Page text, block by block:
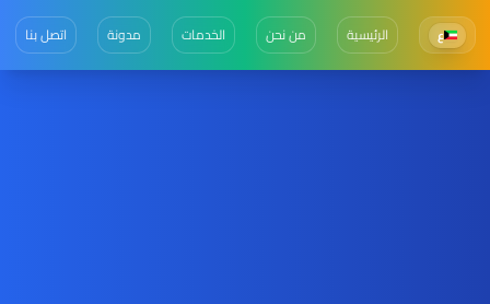
ع الرئيسية من نحن الخدمات مدونة اتصل بنا